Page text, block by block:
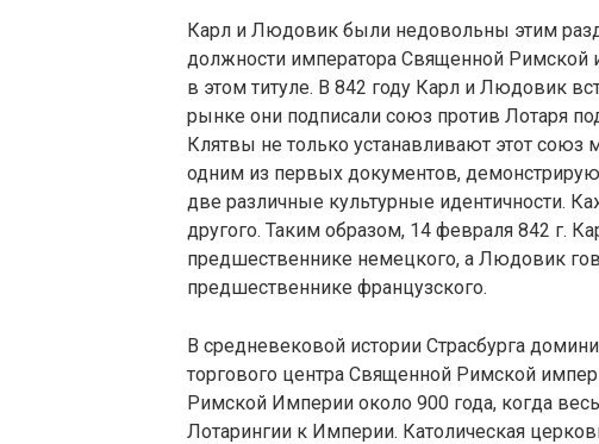
Карл и Людовик были недовольны этим
должности императора Священной Римской
в этом титуле. В 842 году Карл и Людовик
рынке они подписали союз против Лотаря
Клятвы не только устанавливают этот
одним из первых документов,
две различные культурные идентичности.
другого. Таким образом, 14 февраля 842 г.
предшественнике немецкого, а Людовик
предшественнике французского.
В средневековой истории Страсбурга
торгового центра Священной Римской
Римской Империи около 900 года, когда
Лотарингии к Империи. Католическая